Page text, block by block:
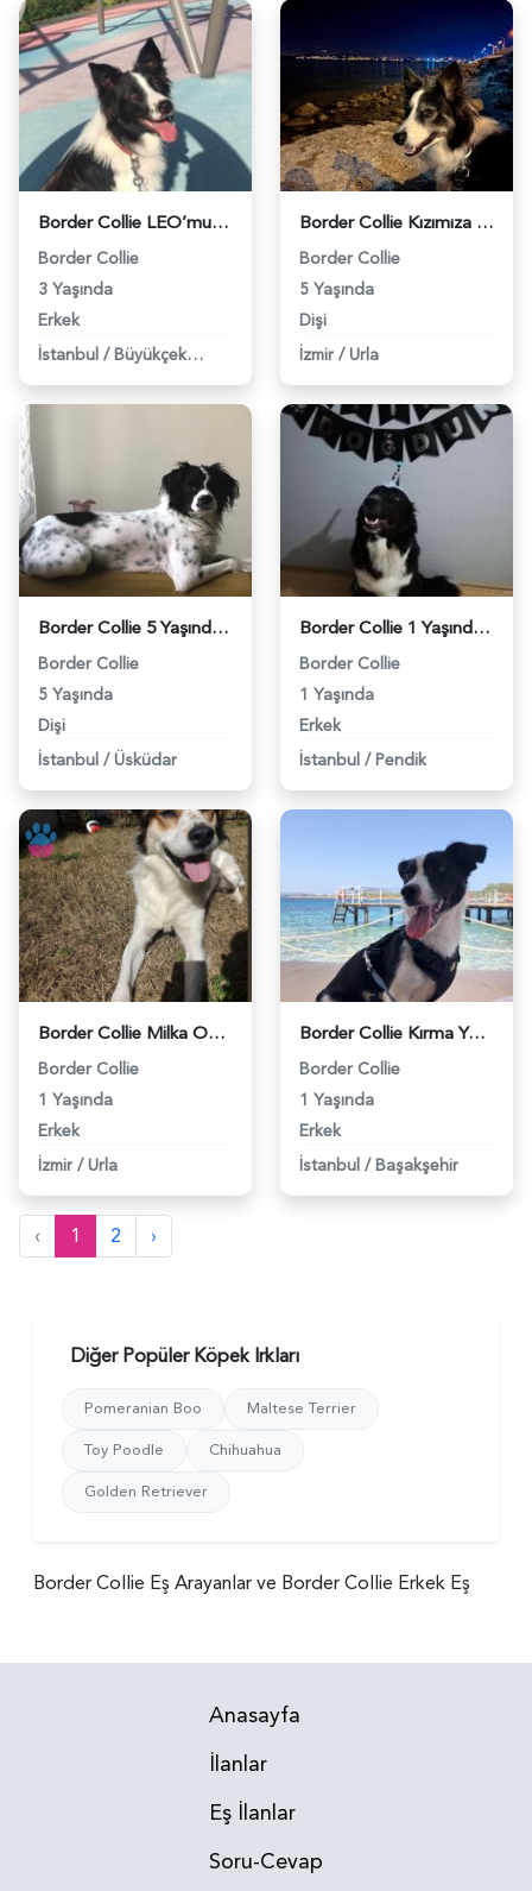
Border Collie LEO’muza Eş Arıyoruz - 1938
Border Collie
3 Yaşında
Erkek
İstanbul / Büyükçekmece
Border Collie Kızımıza Eş Arıyoruz - 2167
Border Collie
5 Yaşında
Dişi
İzmir / Urla
Border Collie 5 Yaşındaki Kızıma Eş Arıyorum - 3837
Border Collie
5 Yaşında
Dişi
İstanbul / Üsküdar
Border Collie 1 Yaşında Köpeğime Eş Arıyorum - 4207
Border Collie
1 Yaşında
Erkek
İstanbul / Pendik
Border Collie Milka Oğlumuza Eş Arıyoruz - 6369
Border Collie
1 Yaşında
Erkek
İzmir / Urla
Border Collie Kırma Yaklaşık 1 Yaşında Eş Arıyor - 7207
Border Collie
1 Yaşında
Erkek
İstanbul / Başakşehir
‹ 1 2 ›
Diğer Popüler Köpek Irkları
Pomeranian Boo
Maltese Terrier
Toy Poodle
Chihuahua
Golden Retriever
Border Collie Eş Arayanlar ve Border Collie Erkek Eş
Anasayfa
İlanlar
Eş İlanlar
Soru-Cevap